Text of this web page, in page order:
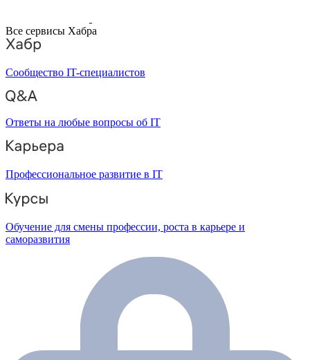
Все сервисы Хабра
Сообщество IT-специалистов
Ответы на любые вопросы об IT
Профессиональное развитие в IT
Обучение для смены профессии, роста в карьере и
саморазвития